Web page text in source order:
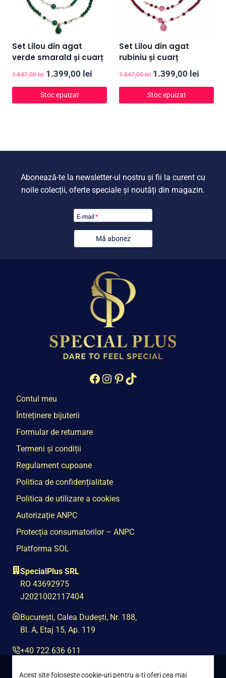
Set Lilou din agat
verde smarald și cuarț
1.847,00lei Prețul
inițial
a
1.399,00 lei
curent
este:
Stoc epuizat
Set Lilou din agat
rubiniu și cuarț
1.847,00lei Prețul
inițial
a
1.399,00 lei
curent
este:
Stoc epuizat
Abonează-te la newsletter-ul nostru și fii la curent cu
noile colecții, oferte speciale și noutăți din magazin.
E-mail *
Mă abonez
Facebook
Instagram
Pinterest
TikTok
Contul meu
Întreținere bijuterii
Formular de returnare
Termeni și condiții
Regulament cupoane
Politica de confidențialitate
Politica de utilizare a cookies
Autorizație ANPC
Protecția consumatorilor – ANPC
Platforma SOL
SpecialPlus SRL
RO 43692975
J2021002117404
București, Calea Dudești, Nr. 188,
Bl. A, Etaj 15, Ap. 119
+40 722 636 611
contact@special-plus.ro
Acest site foloseste cookie-uri pentru a-ti oferi cea mai